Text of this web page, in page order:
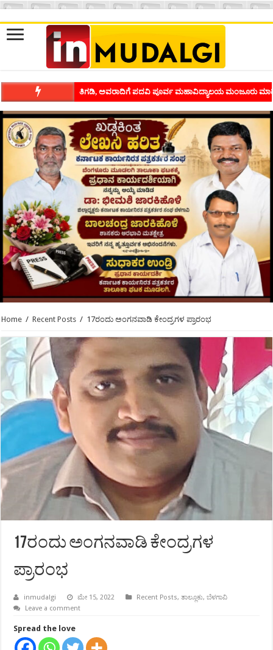
ಶಿವಾಪುರದಲ್ಲಿ ಕವಿಗೋಷ್ಠಿಯ ಸಂಭ್ರಮ ಭಾವನೆಗಳನ್ನು ಕಟ್ಟಿಕೊಡುವ
Home / Recent Posts / 17ರಂದು ಅಂಗನವಾಡಿ ಕೇಂದ್ರಗಳ ಪ್ರಾರಂಭ
17ರಂದು ಅಂಗನವಾಡಿ ಕೇಂದ್ರಗಳ
ಪ್ರಾರಂಭ
inmudalgi ಮೇ 15, 2022 Recent Posts,ತಾಲ್ಲೂಕು,ಬೆಳಗಾವಿ
Leave a comment
Spread the love